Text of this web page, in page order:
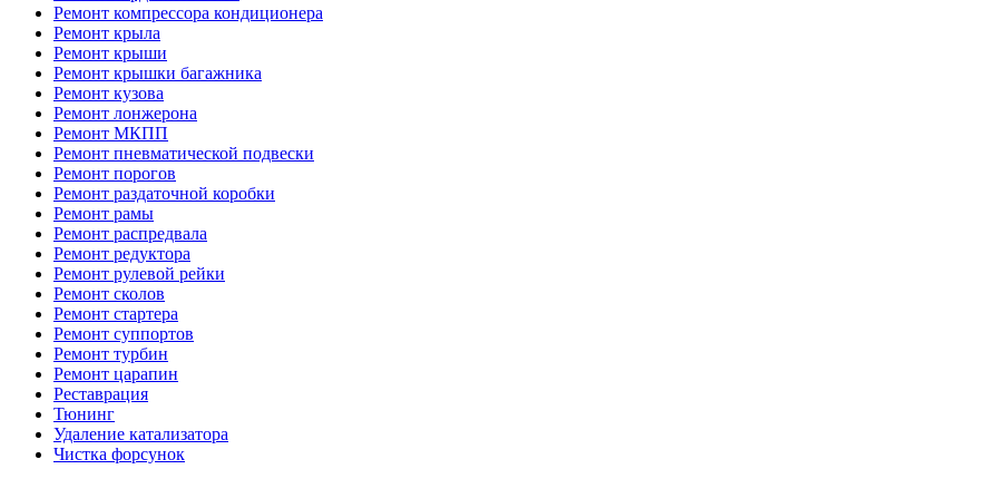
Ремонт компрессора кондиционера
Ремонт крыла
Ремонт крыши
Ремонт крышки багажника
Ремонт кузова
Ремонт лонжерона
Ремонт МКПП
Ремонт пневматической подвески
Ремонт порогов
Ремонт раздаточной коробки
Ремонт рамы
Ремонт распредвала
Ремонт редуктора
Ремонт рулевой рейки
Ремонт сколов
Ремонт стартера
Ремонт суппортов
Ремонт турбин
Ремонт царапин
Реставрация
Тюнинг
Удаление катализатора
Чистка форсунок